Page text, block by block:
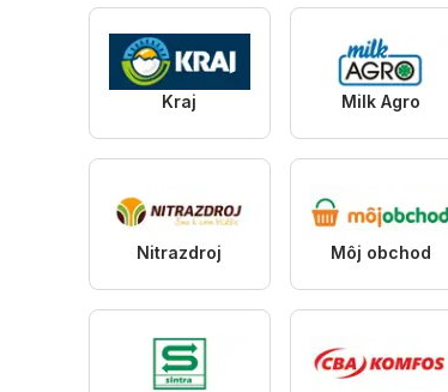
Kraj Milk Agro
Nitrazdroj Môj obchod